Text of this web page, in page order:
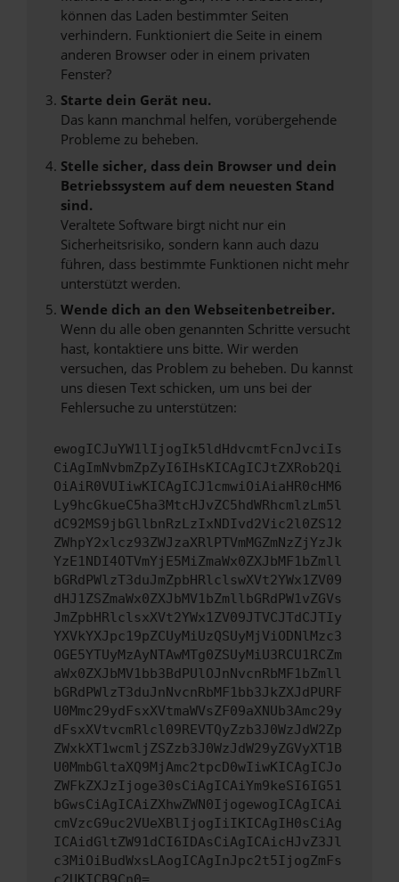
können das Laden bestimmter Seiten
verhindern. Funktioniert die Seite in einem
anderen Browser oder in einem privaten
Fenster?
Starte dein Gerät neu.
Das kann manchmal helfen, vorübergehende
Probleme zu beheben.
Stelle sicher, dass dein Browser und dein
Betriebssystem auf dem neuesten Stand
sind.
Veraltete Software birgt nicht nur ein
Sicherheitsrisiko, sondern kann auch dazu
führen, dass bestimmte Funktionen nicht mehr
unterstützt werden.
Wende dich an den Webseitenbetreiber.
Wenn du alle oben genannten Schritte versucht
hast, kontaktiere uns bitte. Wir werden
versuchen, das Problem zu beheben. Du kannst
uns diesen Text schicken, um uns bei der
Fehlersuche zu unterstützen:
ewogICJuYW1lIjogIk5ldHdvcmtFcnJvciIs
CiAgImNvbmZpZyI6IHsKICAgICJtZXRob2Qi
OiAiR0VUIiwKICAgICJ1cmwiOiAiaHR0cHM6
Ly9hcGkueC5ha3MtcHJvZC5hdWRhcmlzLm5l
dC92MS9jbGllbnRzLzIxNDIvd2Vic2l0ZS12
ZWhpY2xlcz93ZWJzaXRlPTVmMGZmNzZjYzJk
YzE1NDI4OTVmYjE5MiZmaWx0ZXJbMF1bZmll
bGRdPWlzT3duJmZpbHRlclswXVt2YWx1ZV09
dHJ1ZSZmaWx0ZXJbMV1bZmllbGRdPW1vZGVs
JmZpbHRlclsxXVt2YWx1ZV09JTVCJTdCJTIy
YXVkYXJpc19pZCUyMiUzQSUyMjViODNlMzc3
OGE5YTUyMzAyNTAwMTg0ZSUyMiU3RCU1RCZm
aWx0ZXJbMV1bb3BdPUlOJnNvcnRbMF1bZmll
bGRdPWlzT3duJnNvcnRbMF1bb3JkZXJdPURF
U0Mmc29ydFsxXVtmaWVsZF09aXNUb3Amc29y
dFsxXVtvcmRlcl09REVTQyZzb3J0WzJdW2Zp
ZWxkXT1wcmljZSZzb3J0WzJdW29yZGVyXT1B
U0MmbGltaXQ9MjAmc2tpcD0wIiwKICAgICJo
ZWFkZXJzIjoge30sCiAgICAiYm9keSI6IG51
bGwsCiAgICAiZXhwZWN0IjogewogICAgICAi
cmVzcG9uc2VUeXBlIjogIiIKICAgIH0sCiAg
ICAidGltZW91dCI6IDAsCiAgICAicHJvZ3Jl
c3MiOiBudWxsLAogICAgInJpc2t5IjogZmFs